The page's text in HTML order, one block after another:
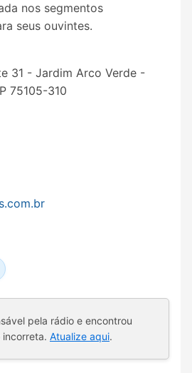
nos segmentos
seus ouvintes.
31 - Jardim Arco Verde -
75105-310
pela rádio e encontrou
Atualize aqui.